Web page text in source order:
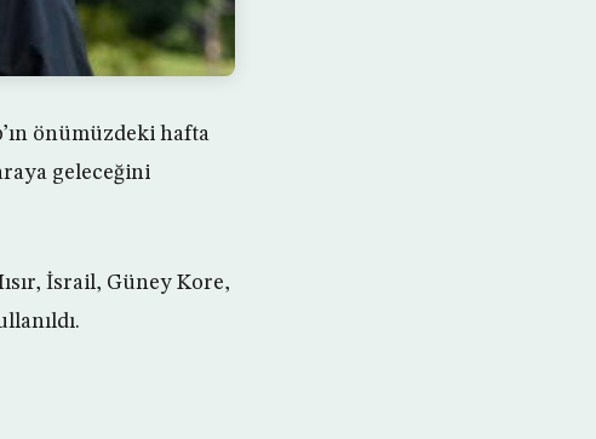
önümüzdeki hafta
geleceğini
İsrail, Güney Kore,